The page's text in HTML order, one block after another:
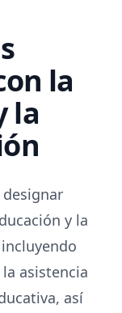
la
la
y la
asistencia
así